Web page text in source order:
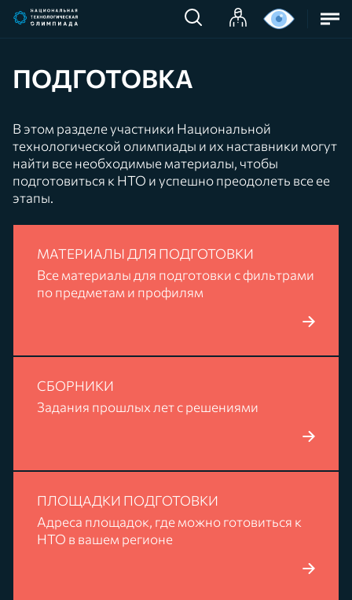
ПОДГОТОВКА
В этом разделе участники Национальной
технологической олимпиады и их наставники могут
найти все необходимые материалы, чтобы
подготовиться к НТО и успешно преодолеть все ее
этапы.
МАТЕРИАЛЫ ДЛЯ ПОДГОТОВКИ
Все материалы для подготовки с фильтрами
по предметам и профилям
СБОРНИКИ
Задания прошлых лет с решениями
ПЛОЩАДКИ ПОДГОТОВКИ
Адреса площадок, где можно готовиться к
НТО в вашем регионе